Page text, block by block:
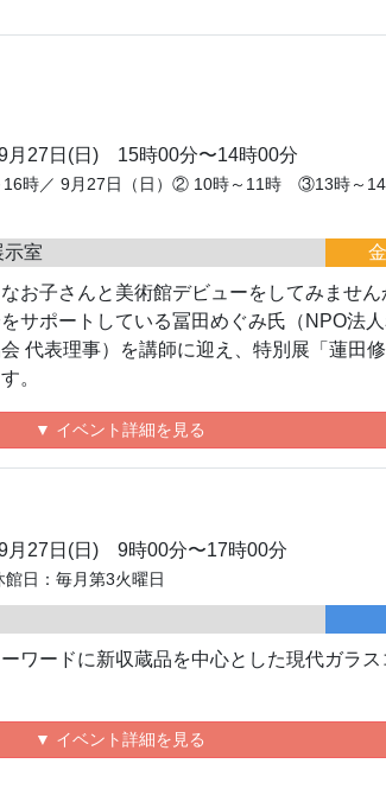
月27日(日) 15時00分〜14時00分
時／ 9月27日（日）② 10時～11時 ③13時～
室
お子さんと美術館デビューをしてみません
サポートしている冨田めぐみ氏（NPO法
代表理事）を講師に迎え、特別展「蓮田
。
▼ イベント詳細を見る
月27日(日) 9時00分〜17時00分
日：毎月第3火曜日
ワードに新収蔵品を中心とした現代ガラス
▼ イベント詳細を見る